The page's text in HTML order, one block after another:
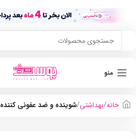
منو
خانه بهداشتی شوینده و ضد عفونی کننده